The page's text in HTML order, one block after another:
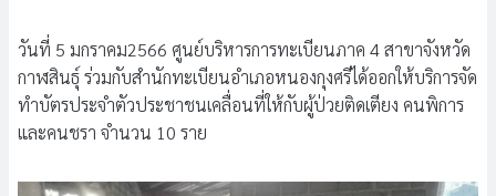
วันที่ 5 มกราคม2566 ศูนย์บริหารการทะเบียนภาค 4 สาขาจังหวัด
กาฬสินธุ์ ร่วมกับสำนักทะเบียนอำเภอหนองกุงศรีได้ออกให้บริการจัด
ทำบัตรประจำตัวประชาชนเคลื่อนที่ให้กับผู้ป่วยติดเตียง คนพิการ
และคนชรา จำนวน 10 ราย